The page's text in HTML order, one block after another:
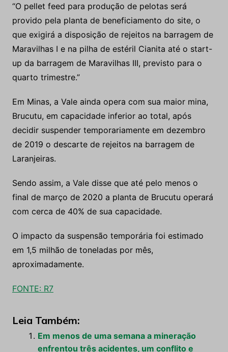
“O pellet feed para produção de pelotas será
provido pela planta de beneficiamento do site, o
que exigirá a disposição de rejeitos na barragem de
Maravilhas I e na pilha de estéril Cianita até o start-
up da barragem de Maravilhas III, previsto para o
quarto trimestre.”
Em Minas, a Vale ainda opera com sua maior mina,
Brucutu, em capacidade inferior ao total, após
decidir suspender temporariamente em dezembro
de 2019 o descarte de rejeitos na barragem de
Laranjeiras.
Sendo assim, a Vale disse que até pelo menos o
final de março de 2020 a planta de Brucutu operará
com cerca de 40% de sua capacidade.
O impacto da suspensão temporária foi estimado
em 1,5 milhão de toneladas por mês,
aproximadamente.
FONTE: R7
Leia Também:
Em menos de uma semana a mineração
enfrentou três acidentes, um conflito e